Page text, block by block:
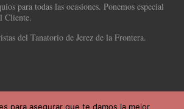
para todas las ocasiones. Ponemos especial
Cliente.
del Tanatorio de Jerez de la Frontera.
para asegurar que te damos la mejor